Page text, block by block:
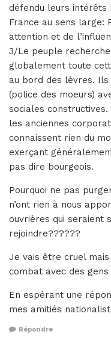
défendu leurs intérêts
France au sens large:
attention et de
3/Le peuple
globalement toute
au bord des lèvres.
(police des moeurs)
sociales
les anciennes
connaissent rien du
exerçant
pas dire bourgeois.
Pourquoi ne pas
n’ont rien à nous
ouvrières qui seraient
rejoindre??????
Je vais être cruel
combat avec des
En espérant une
mes amitiés
Répondre